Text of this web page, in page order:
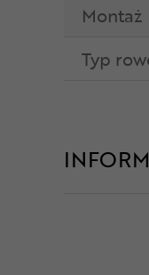
Montaż
Typ